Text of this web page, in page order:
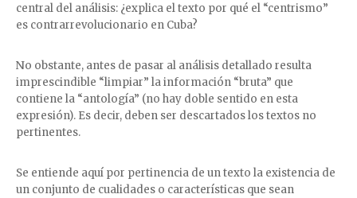
central del análisis: ¿explica el texto por qué el “centrismo”
es contrarrevolucionario en Cuba?
No obstante, antes de pasar al análisis detallado resulta
imprescindible “limpiar” la información “bruta” que
contiene la “antología” (no hay doble sentido en esta
expresión). Es decir, deben ser descartados los textos no
pertinentes.
Se entiende aquí por pertinencia de un texto la existencia de
un conjunto de cualidades o características que sean